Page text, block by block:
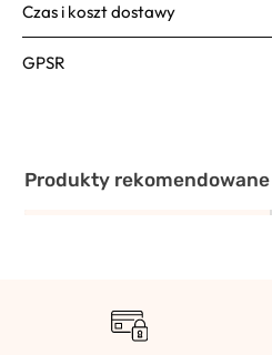
Czas i koszt dostawy
GPSR
Produkty rekomendowane